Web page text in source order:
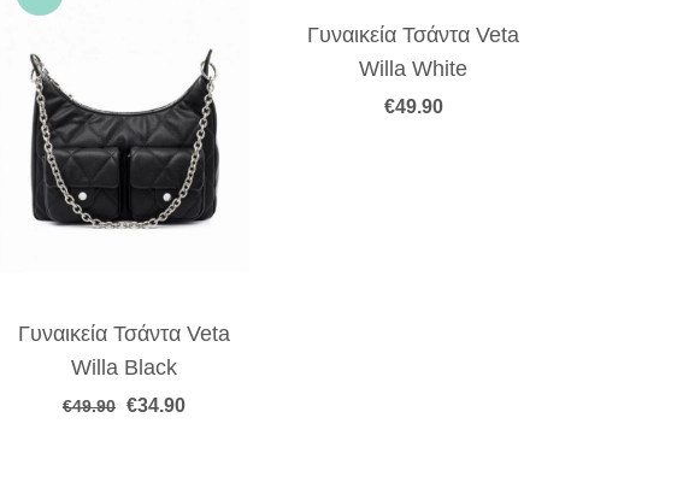
Γυναικεία Τσάντα Veta
Willa Black
€49.90 Original
€34.90Η
Γυναικεία Τσάντα Veta
Willa White
€49.90